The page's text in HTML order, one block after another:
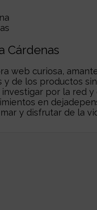
Cárdenas
web curiosa,
y de los productos
por la red y
en
y disfrutar de la